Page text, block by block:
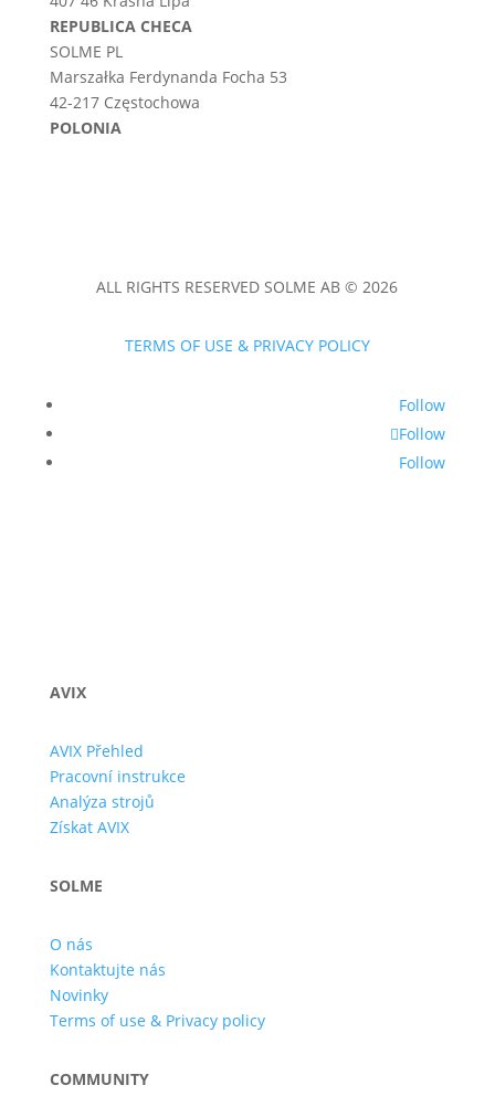
REPUBLICA CHECA
SOLME PL
Marszałka Ferdynanda Focha 53
42-217 Częstochowa
POLONIA
ALL RIGHTS RESERVED SOLME AB © 2026
TERMS OF USE & PRIVACY POLICY
Follow
Follow
Follow
AVIX
AVIX Přehled
Pracovní instrukce
Analýza strojů
Získat AVIX
SOLME
O nás
Kontaktujte nás
Novinky
Terms of use & Privacy policy
COMMUNITY